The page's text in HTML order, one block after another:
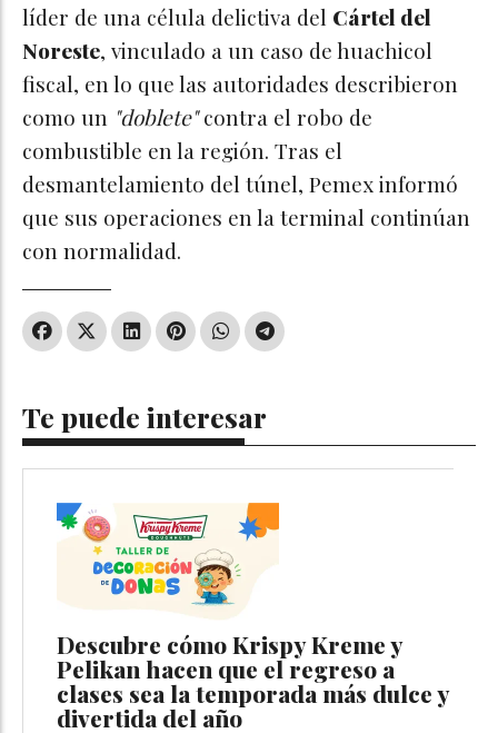
líder de una célula delictiva del Cártel del
Noreste, vinculado a un caso de huachicol
fiscal, en lo que las autoridades describieron
como un "doblete" contra el robo de
combustible en la región. Tras el
desmantelamiento del túnel, Pemex informó
que sus operaciones en la terminal continúan
con normalidad.
Te puede interesar
Descubre cómo Krispy Kreme y
Pelikan hacen que el regreso a
clases sea la temporada más dulce y
divertida del año